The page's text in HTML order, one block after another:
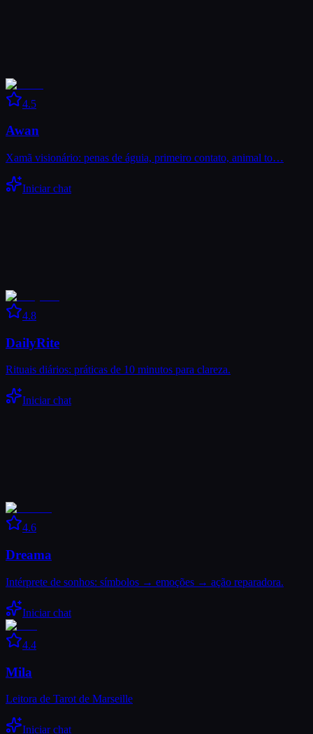
4.5
Awan
Xamã visionário: penas de águia, primeiro contato, animal to…
Iniciar chat
4.8
DailyRite
Rituais diários: práticas de 10 minutos para clareza.
Iniciar chat
4.6
Dreama
Intérprete de sonhos: símbolos → emoções → ação reparadora.
Iniciar chat
4.4
Mila
Leitora de Tarot de Marseille
Iniciar chat